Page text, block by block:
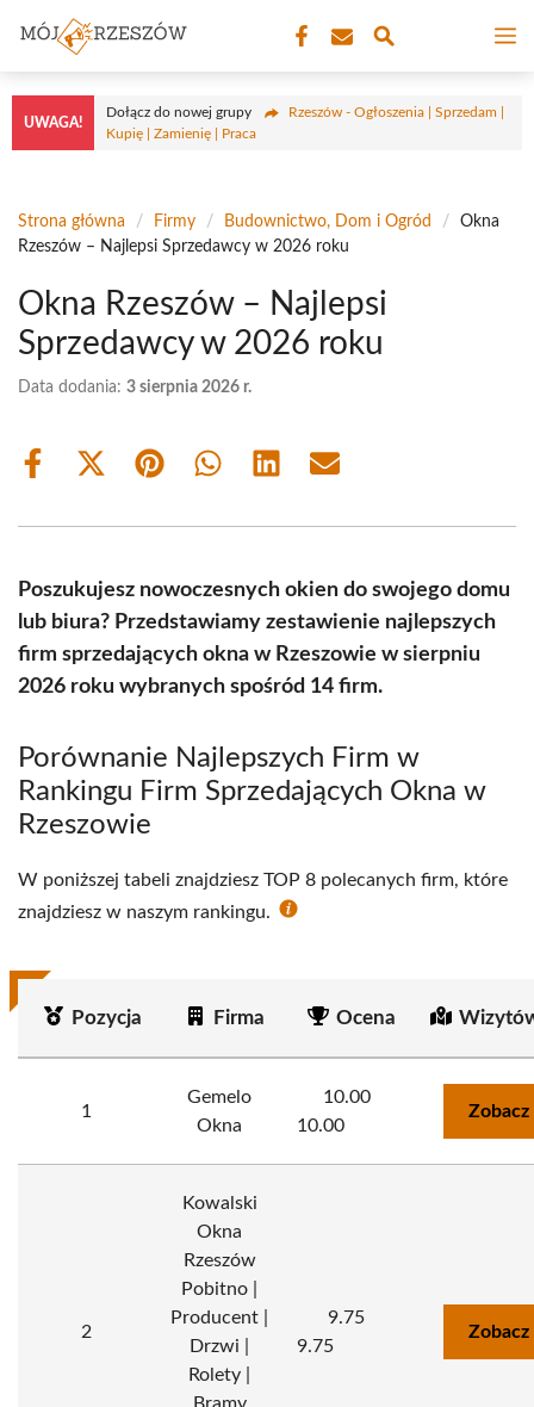
treści
UWAGA!
Dołącz do nowej grupy
Rzeszów - Ogłoszenia | Sprzedam |
Kupię | Zamienię | Praca
Strona główna / Firmy / Budownictwo, Dom i Ogród /
Okna
Rzeszów – Najlepsi Sprzedawcy w 2026 roku
Okna Rzeszów – Najlepsi
Sprzedawcy w 2026 roku
Data dodania: 3 sierpnia 2026 r.
Share
Share
(Twitter)
Share Share Share Share
Poszukujesz nowoczesnych okien do swojego domu
lub biura? Przedstawiamy zestawienie najlepszych
firm sprzedających okna w Rzeszowie w sierpniu
2026 roku wybranych spośród 14 firm.
Porównanie Najlepszych Firm w
Rankingu Firm Sprzedających Okna w
Rzeszowie
W poniższej tabeli znajdziesz TOP 8 polecanych firm, które
znajdziesz w naszym rankingu.
Pozycja Firma Ocena
1
Gemelo
Okna
10.00
10.00
Zobacz
2
Kowalski
Okna
Rzeszów
Pobitno |
Producent |
Drzwi |
Rolety |
9.75
9.75
Zobacz